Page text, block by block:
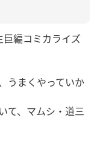
編コミカライズ
うまくやっていか
て、マムシ・道三